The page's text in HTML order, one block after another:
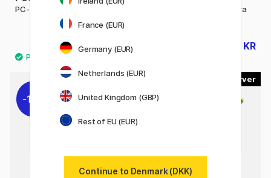
PC-1MC Extra-fine
30 KR
Posca Marker PC-1MR Extra
23 KR
35
10% 20%
France (EUR)
Germany (EUR)
Netherlands (EUR)
United Kingdom (GBP)
Rest of EU (EUR)
Continue to Denmark (DKK)